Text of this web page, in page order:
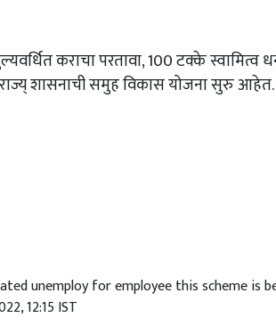
कराचा परतावा, 100 टक्के स्वामित्व
राज्य् शासनाची समुह विकास योजना सुरु आहेत.
unemploy for employee this scheme is
12:15 IST